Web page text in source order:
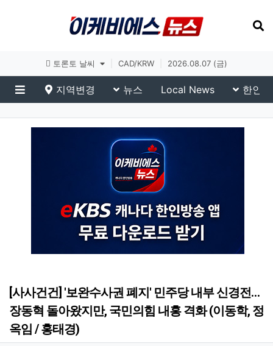
토론토 날씨 CAD/KRW 2026.08.07 (금)
메뉴
지역변경 뉴스 Local News 한인
이슈 브리핑
[사사건건] '보완수사권 폐지' 민주당 내부 신경전…
장동혁 돌아왔지만, 국민의힘 내홍 격화 (이동학, 정
옥임 / 홍태경)